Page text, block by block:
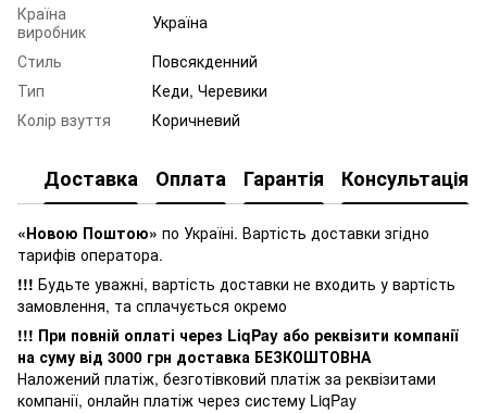
Країна
виробник
Україна
Стиль
Повсякденний
Тип
Кеди, Черевики
Колір взуття
Коричневий
Доставка Оплата Гарантія Консультація
«Новою Поштою» по Україні. Вартість доставки згідно
тарифів оператора.
!!! Будьте уважні, вартість доставки не входить у вартість
замовлення, та сплачується окремо
!!! При повній оплаті через LiqPay або реквізити компанії
на суму від 3000 грн доставка БЕЗКОШТОВНА
Наложений платіж, безготівковий платіж за реквізитами
компанії, онлайн платіж через систему LiqPay